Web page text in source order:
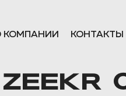
КОМПАНИИ КОНТАКТЫ